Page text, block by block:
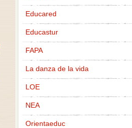
Educared
Educastur
FAPA
La danza de la vida
LOE
NEA
Orientaeduc